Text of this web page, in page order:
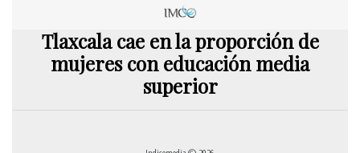
Tlaxcala cae en la proporción de
mujeres con educación media
superior